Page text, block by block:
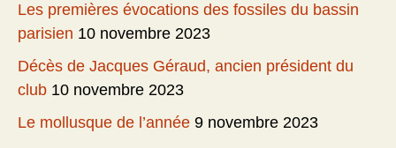
Les premières évocations des fossiles du bassin
parisien 10 novembre 2023
Décès de Jacques Géraud, ancien président du
club 10 novembre 2023
Le mollusque de l’année 9 novembre 2023